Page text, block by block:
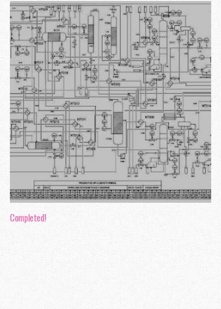
1 akan bermula jam 2 petang, dan akan
jam sahaja. Tapi malangnya, pelajar
jam 2.25 petang.
Bagi aku, arahan yang mudah untuk di
bermula jam 2, dan akan tamat jam
datang pada masa yang di tetapkan,
kalau anda tidak dapat menyelesaikan
masalah itu datang dari anda.
mempunyai toleransi, tapi dalam hal -
masa yang sesuai untuk memikirkan
Berbalik kepada perbincangan di atas,
menerima arahan atau maklumat amat
mengelakkan diri dari pelbagai
mewujudkan komunikasi berkesan
kita tahu apa yang perlu di lakukan. Apa
Completed!